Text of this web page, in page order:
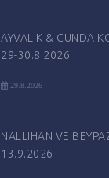
AYVALIK & CUNDA
29-30.8.2026
29.8.2026
NALLIHAN VE
13.9.2026